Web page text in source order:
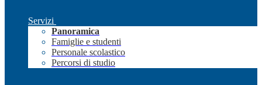
Servizi
Panoramica
Famiglie e studenti
Personale scolastico
Percorsi di studio